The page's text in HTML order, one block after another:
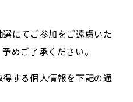
にてご参加をご遠慮いた
めご了承ください。
する個人情報を下記の通